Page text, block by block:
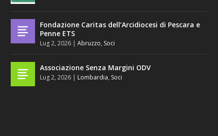
Fondazione Caritas dell’Arcidiocesi di Pescara e
Penne ETS
Lug 2, 2026 |Abruzzo, Soci
Associazione Senza Margini ODV
Lug 2, 2026 | Lombardia, Soci